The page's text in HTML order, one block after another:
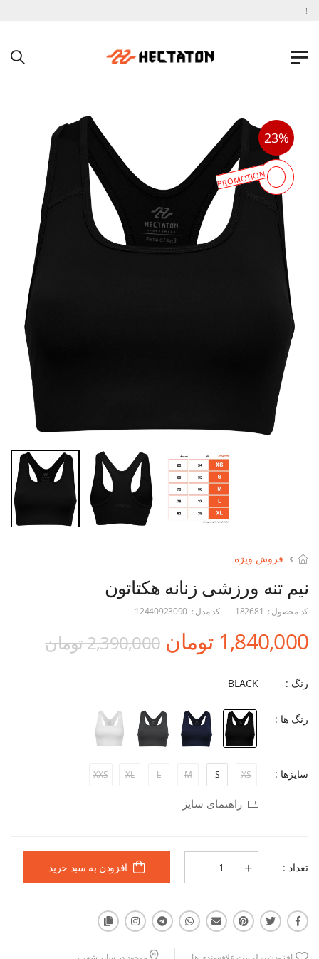
23%
PROMOTION
فروش ویژه
نیم تنه ورزشی زنانه هکتاتون
کد محصول : 182681 کد مدل : 12440923090
1,840,000 تومان 2,390,000 تومان
رنگ : BLACK
رنگ ها :
سایزها : XS
S
M
L
XL
XXS
راهنمای سایز
تعداد : افزودن به سبد خرید